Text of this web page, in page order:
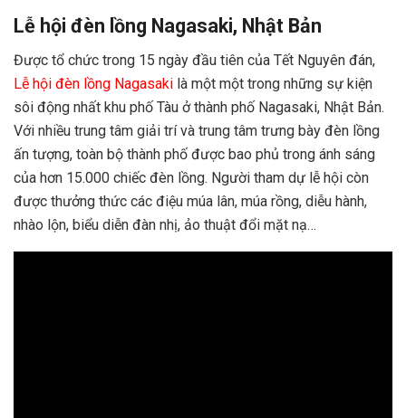
Lễ hội đèn lồng Nagasaki, Nhật Bản
Được tổ chức trong 15 ngày đầu tiên của Tết Nguyên đán,
Lễ hội đèn lồng Nagasaki là một một trong những sự kiện
sôi động nhất khu phố Tàu ở thành phố Nagasaki, Nhật Bản.
Với nhiều trung tâm giải trí và trung tâm trưng bày đèn lồng
ấn tượng, toàn bộ thành phố được bao phủ trong ánh sáng
của hơn 15.000 chiếc đèn lồng. Người tham dự lễ hội còn
được thưởng thức các điệu múa lân, múa rồng, diễu hành,
nhào lộn, biểu diễn đàn nhị, ảo thuật đổi mặt nạ…